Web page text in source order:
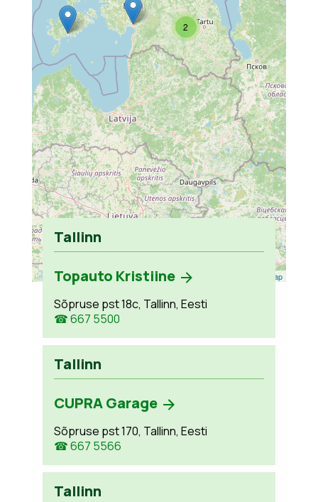
2
Leaflet OpenStreetMap
Tallinn
Topauto Kristiine
Sõpruse pst 18c, Tallinn, Eesti
☎ 667 5500
Tallinn
CUPRA Garage
Sõpruse pst 170, Tallinn, Eesti
☎ 667 5566
Tallinn